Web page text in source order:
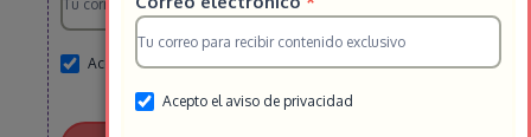
Acepto el aviso de privacidad
Acepto el aviso de privacidad